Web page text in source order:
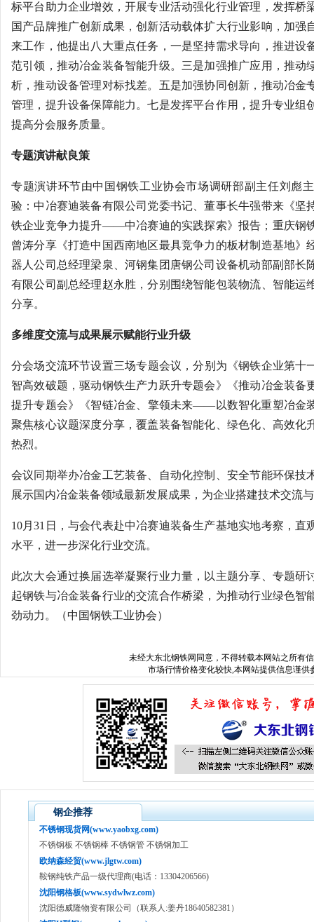
标平台助力企业增效，开展专业活动强化行业管理，发挥桥
国产品牌推广创新成果，创新活动载体扩大行业影响，加强
来工作，他提出八大重点任务，一是坚持需求导向，推进设
范引领，推动冶金装备智能升级。三是加强推广应用，推动
析，推动设备管理对标找差。五是加强协同创新，推动冶金
管理，提升设备保障能力。七是发挥平台作用，提升专业组
提高分会服务质量。
专题演讲献良策
专题演讲环节由中国钢铁工业协会市场调研部副主任刘彪
验：中冶赛迪装备有限公司党委书记、董事长牛强带来《坚
铁企业竞争力提升——中冶赛迪的实践探索》报告；重庆钢
曾涛分享《打造中国西南地区最具竞争力的板材制造基地》
器人公司总经理梁泉、河钢集团唐钢公司设备机动部副部长
有限公司副总经理赵永胜，分别围绕智能包装物流、智能运
分享。
多维度交流与成果展示赋能行业升级
分会场交流环节设置三场专题会议，分别为《钢铁企业第
智高效破题，驱动钢铁生产力跃升专题会》《推动冶金装备
提升专题会》《智链冶金、擎领未来——以数智化重塑冶金
聚焦核心议题深度分享，覆盖装备智能化、绿色化、高效化
热烈。
会议同期举办冶金工艺装备、自动化控制、安全节能环保技
展示国内冶金装备领域最新发展成果，为企业搭建技术交流
10月31日，与会代表赴中冶赛迪装备生产基地实地考察，直
水平，进一步深化行业交流。
此次大会通过换届选举凝聚行业力量，以主题分享、专题研
起钢铁与冶金装备行业的交流合作桥梁，为推动行业绿色智
劲动力。（中国钢铁工业协会）
未经大东北钢铁网 同意，不得转载本网站之所有
市场行情价格变化较快,本网站提供信息谨供
钢企推荐
不锈钢现货网(www.yaobxg.com)
不锈钢板 不锈钢棒 不锈钢管 不锈钢加工
欧纳森经贸(www.jlgtw.com)
鞍钢纯铁产品一级代理商(电话：13304206566)
沈阳钢格板(www.sydwlwz.com)
沈阳德威隆物资有限公司（联系人:姜丹18640582381）